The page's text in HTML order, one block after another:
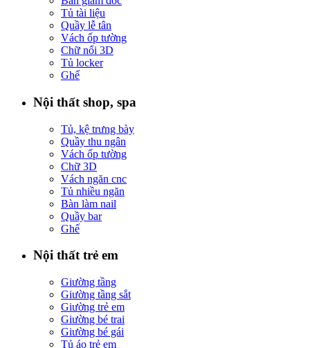
Tủ tài liệu
Quầy lễ tân
Vách ốp tường
Chữ nổi 3D
Tủ locker
Ghế
Nội thất shop, spa
Tủ, kệ trưng bày
Quầy thu ngân
Vách ốp tường
Chữ 3D
Vách ngăn cnc
Tủ nhiều ngăn
Bàn làm nail
Quầy bar
Ghế
Nội thất trẻ em
Giường tầng
Giường tầng sắt
Giường trẻ em
Giường bé trai
Giường bé gái
Tủ áo trẻ em